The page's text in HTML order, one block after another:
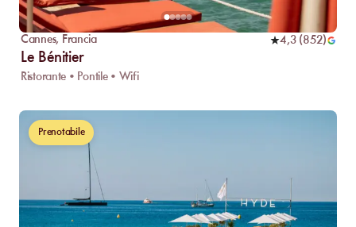
Cannes, Francia 4,3(852)
Le Bénitier
Ristorante • Pontile • Wifi
Prenotabile